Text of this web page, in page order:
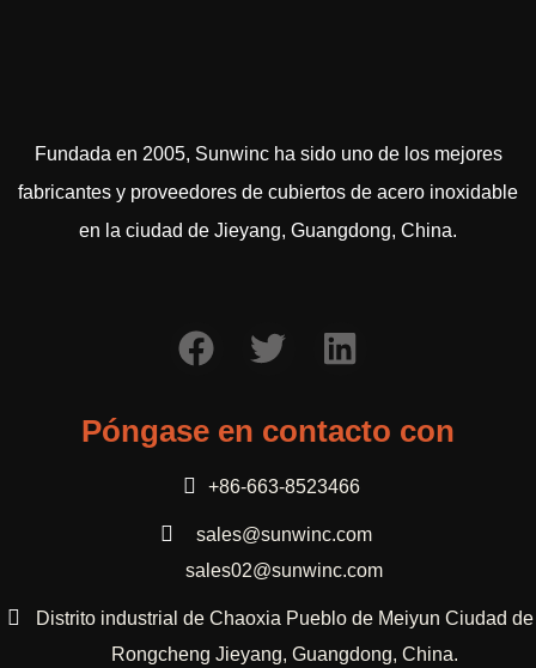
Fundada en 2005, Sunwinc ha sido uno de los mejores
fabricantes y proveedores de cubiertos de acero inoxidable
en la ciudad de Jieyang, Guangdong, China.
Póngase en contacto con
+86-663-8523466
sales@sunwinc.com
sales02@sunwinc.com
Distrito industrial de Chaoxia Pueblo de Meiyun Ciudad de
Rongcheng Jieyang, Guangdong, China.